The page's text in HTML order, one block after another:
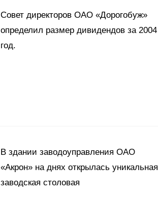
Совет директоров ОАО «Дорогобуж»
определил размер дивидендов за 2004
год.
В здании заводоуправления ОАО
«Акрон» на днях открылась уникальная
заводская столовая